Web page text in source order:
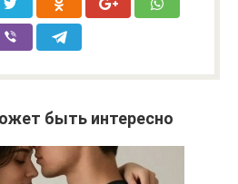
быть интересно